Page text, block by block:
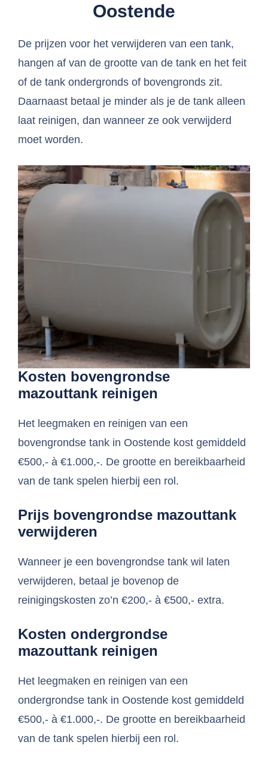
Oostende
De prijzen voor het verwijderen van een tank,
hangen af van de grootte van de tank en het feit
of de tank ondergronds of bovengronds zit.
Daarnaast betaal je minder als je de tank alleen
laat reinigen, dan wanneer ze ook verwijderd
moet worden.
Kosten bovengrondse
mazouttank reinigen
Het leegmaken en reinigen van een
bovengrondse tank in Oostende kost gemiddeld
€500,- à €1.000,-. De grootte en bereikbaarheid
van de tank spelen hierbij een rol.
Prijs bovengrondse mazouttank
verwijderen
Wanneer je een bovengrondse tank wil laten
verwijderen, betaal je bovenop de
reinigingskosten zo’n €200,- à €500,- extra.
Kosten ondergrondse
mazouttank reinigen
Het leegmaken en reinigen van een
ondergrondse tank in Oostende kost gemiddeld
€500,- à €1.000,-. De grootte en bereikbaarheid
van de tank spelen hierbij een rol.